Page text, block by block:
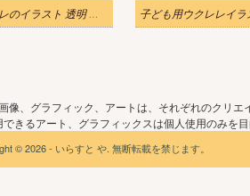
ウクレレのイラスト 透明 無料
像、グラフィック、アートは、それぞれのクリ
きるアート、グラフィックスは個人使用のみを
© 2026 - いらすと や. 無断転載を禁じます。